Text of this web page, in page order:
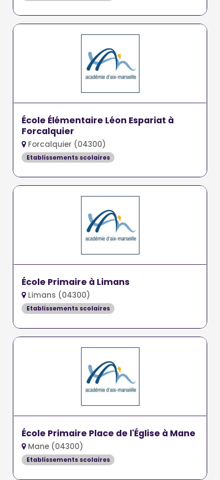
École Élémentaire Léon Espariat à
Forcalquier
Forcalquier (04300)
Etablissements scolaires
École Primaire à Limans
Limans (04300)
Etablissements scolaires
École Primaire Place de l'Église à Mane
Mane (04300)
Etablissements scolaires